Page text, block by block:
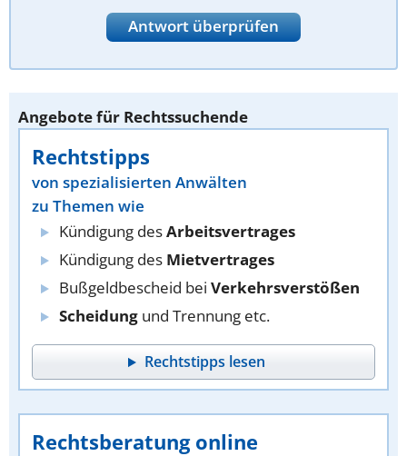
Antwort überprüfen
Angebote für Rechtssuchende
Rechtstipps
von spezialisierten Anwälten
zu Themen wie
Kündigung desArbeitsvertrages
Kündigung des Mietvertrages
Bußgeldbescheid bei Verkehrsverstößen
Scheidung und Trennung etc.
Rechtstipps lesen
Rechtsberatung online